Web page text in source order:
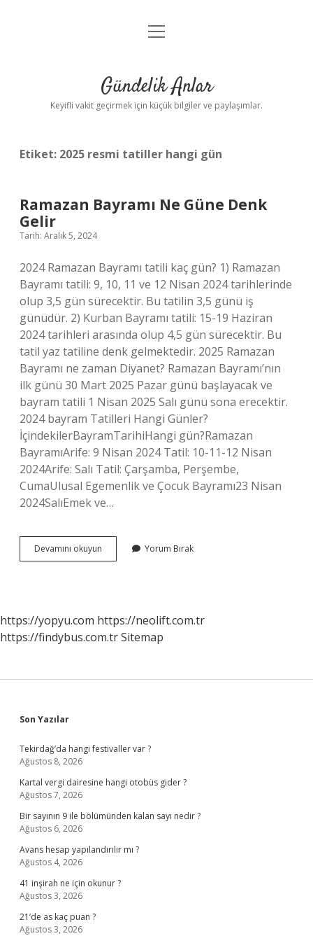
Anasayfa
Yasal Uyarı
menüyü
Gündelik Anlar
Keyifli vakit geçirmek için küçük bilgiler ve paylaşımlar.
Etiket: 2025 resmi tatiller hangi gün
Ramazan Bayramı Ne Güne Denk
Gelir
Tarih: Aralık 5, 2024
2024 Ramazan Bayramı tatili kaç gün? 1) Ramazan
Bayramı tatili: 9, 10, 11 ve 12 Nisan 2024 tarihlerinde
olup 3,5 gün sürecektir. Bu tatilin 3,5 günü iş
günüdür. 2) Kurban Bayramı tatili: 15-19 Haziran
2024 tarihleri ​​arasında olup 4,5 gün sürecektir. Bu
tatil yaz tatiline denk gelmektedir. 2025 Ramazan
Bayramı ne zaman Diyanet? Ramazan Bayramı’nın
ilk günü 30 Mart 2025 Pazar günü başlayacak ve
bayram tatili 1 Nisan 2025 Salı günü sona erecektir.
2024 bayram Tatilleri Hangi Günler?
İçindekilerBayramTarihiHangi gün?Ramazan
BayramıArife: 9 Nisan 2024 Tatil: 10-11-12 Nisan
2024Arife: Salı Tatil: Çarşamba, Perşembe,
CumaUlusal Egemenlik ve Çocuk Bayramı23 Nisan
2024SalıEmek ve…
Devamını okuyun Ramazan
Bayramı
Yorum Bırak
https://yopyu.com https://neolift.com.tr
https://findybus.com.trSitemap
Sidebar
Son Yazılar
Tekirdağ’da hangi festivaller var ?
Ağustos 8, 2026
Kartal vergi dairesine hangi otobüs gider ?
Ağustos 7, 2026
Bir sayının 9 ile bölümünden kalan sayı nedir ?
Ağustos 6, 2026
Avans hesap yapılandırılır mı ?
Ağustos 4, 2026
41 inşirah ne için okunur ?
Ağustos 3, 2026
21’de as kaç puan ?
Ağustos 3, 2026